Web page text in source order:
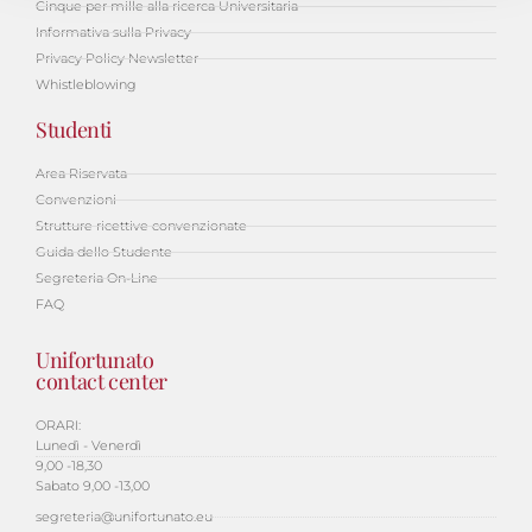
Cinque per mille alla ricerca Universitaria
Informativa sulla Privacy
Privacy Policy Newsletter
Whistleblowing
Studenti
Area Riservata
Convenzioni
Strutture ricettive convenzionate
Guida dello Studente
Segreteria On-Line
FAQ
Unifortunato
contact center
ORARI:
Lunedì - Venerdì
9,00 -18,30
Sabato 9,00 -13,00
segreteria@unifortunato.eu